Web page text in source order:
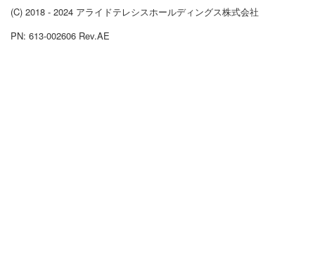
(C) 2018 - 2024 アライドテレシスホールディングス株式会社
PN: 613-002606 Rev.AE